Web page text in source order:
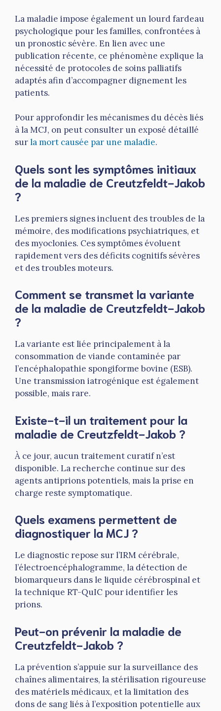
La maladie impose également un lourd fardeau
psychologique pour les familles, confrontées à
un pronostic sévère. En lien avec une
publication récente, ce phénomène explique la
nécessité de protocoles de soins palliatifs
adaptés afin d’accompagner dignement les
patients.
Pour approfondir les mécanismes du décès liés
à la MCJ, on peut consulter un exposé détaillé
surla mort causée par une maladie.
Quels sont les symptômes initiaux
de la maladie de Creutzfeldt-Jakob
?
Les premiers signes incluent des troubles de la
mémoire, des modifications psychiatriques, et
des myoclonies. Ces symptômes évoluent
rapidement vers des déficits cognitifs sévères
et des troubles moteurs.
Comment se transmet la variante
de la maladie de Creutzfeldt-Jakob
?
La variante est liée principalement à la
consommation de viande contaminée par
l’encéphalopathie spongiforme bovine (ESB).
Une transmission iatrogénique est également
possible, mais rare.
Existe-t-il un traitement pour la
maladie de Creutzfeldt-Jakob ?
À ce jour, aucun traitement curatif n’est
disponible. La recherche continue sur des
agents antiprions potentiels, mais la prise en
charge reste symptomatique.
Quels examens permettent de
diagnostiquer la MCJ ?
Le diagnostic repose sur l’IRM cérébrale,
l’électroencéphalogramme, la détection de
biomarqueurs dans le liquide cérébrospinal et
la technique RT-QuIC pour identifier les
prions.
Peut-on prévenir la maladie de
Creutzfeldt-Jakob ?
La prévention s’appuie sur la surveillance des
chaînes alimentaires, la stérilisation rigoureuse
des matériels médicaux, et la limitation des
dons de sang liés à l’exposition potentielle aux